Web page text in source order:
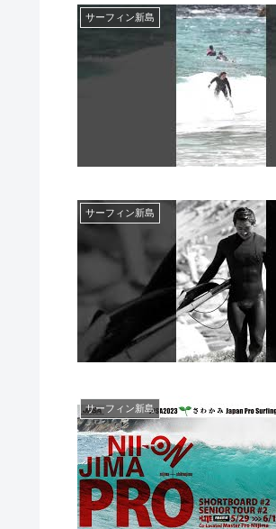
サーフィン新島
サーフィン新島
サーフィン新島